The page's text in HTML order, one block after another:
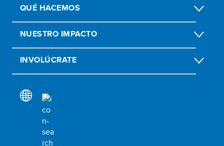
QUÉ HACEMOS
NUESTRO IMPACTO
INVOLÚCRATE